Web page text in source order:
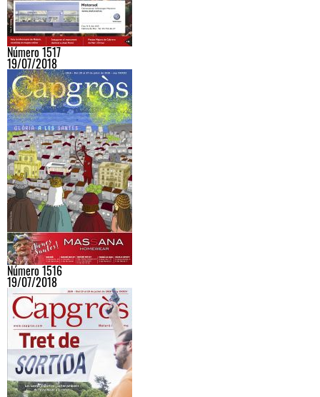
Número 1517
19/07/2018
Número 1516
19/07/2018